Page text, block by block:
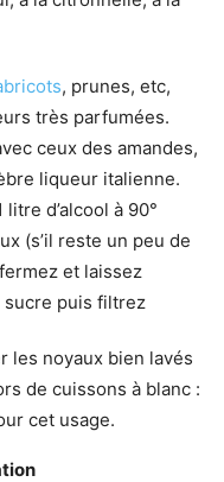
, prunes, etc,
très parfumées.
ceux des amandes,
liqueur italienne.
litre d’alcool à 90°
(s’il reste un peu de
et laissez
sucre puis filtrez
les noyaux bien lavés
de cuissons à blanc :
cet usage.